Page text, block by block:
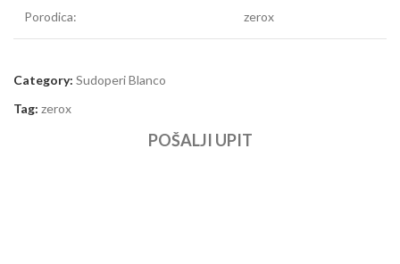
Porodica: zerox
Category: Sudoperi Blanco
Tag: zerox
POŠALJI UPIT